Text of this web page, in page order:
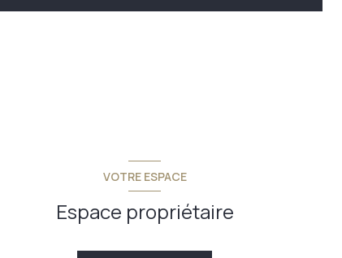
VOTRE ESPACE
Espace propriétaire